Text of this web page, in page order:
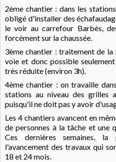
2ème chantier : dans les
obligé d'installer des
le voir au carrefour Barbès,
forcément sur la chaussée.
3ème chantier : traitement de
voie et donc possible
très réduite (environ 3h).
4ème chantier : on travaille
stations au niveau des grilles
puisqu'il ne doit pas y avoir
Les 4 chantiers avancent en
de personnes à la tâche et une
Ces dernières semaines,
l'avancement des travaux qui
18 et 24 mois.